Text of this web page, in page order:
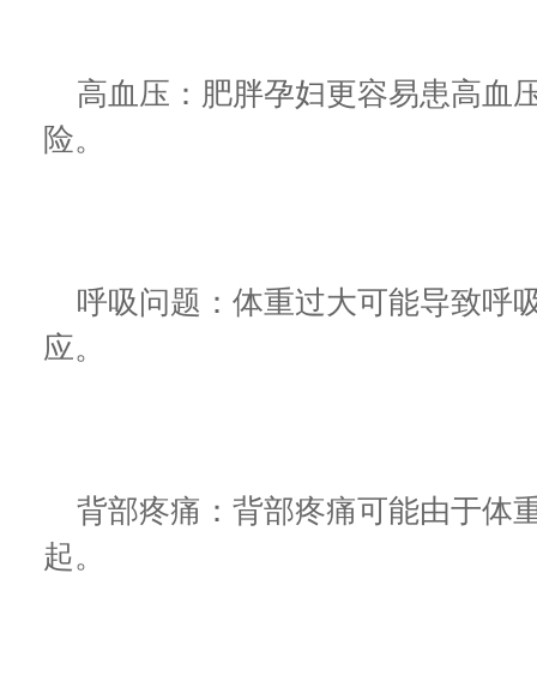
高血压：肥胖孕妇更容易患高血
险。
呼吸问题：体重过大可能导致呼
应。
背部疼痛：背部疼痛可能由于体
起。